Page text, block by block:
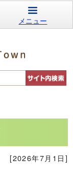
メニュー
[2026年7月1日]